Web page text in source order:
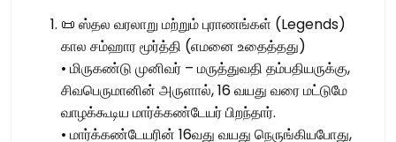
📜 ஸ்தல வரலாறு மற்றும் புராணங்கள் (Legends)
கால சம்ஹார மூர்த்தி (எமனை உதைத்தது)
• மிருகண்டு முனிவர் – மருத்துவதி தம்பதியருக்கு,
சிவபெருமானின் அருளால், 16 வயது வரை மட்டுமே
வாழக்கூடிய மார்க்கண்டேயர் பிறந்தார்.
• மார்க்கண்டேயரின் 16வது வயது நெருங்கியபோது,